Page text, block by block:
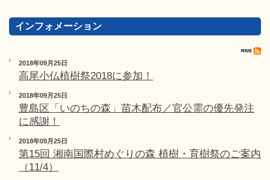
インフォメーション
2018年09月25日
高尾小仏植樹祭2018に参加！
2018年09月25日
豊島区「いのちの森」苗木配布／官公需の優先発注
に感謝！
2018年09月25日
第15回 湘南国際村めぐりの森 植樹・育樹祭のご案内
（11/4）